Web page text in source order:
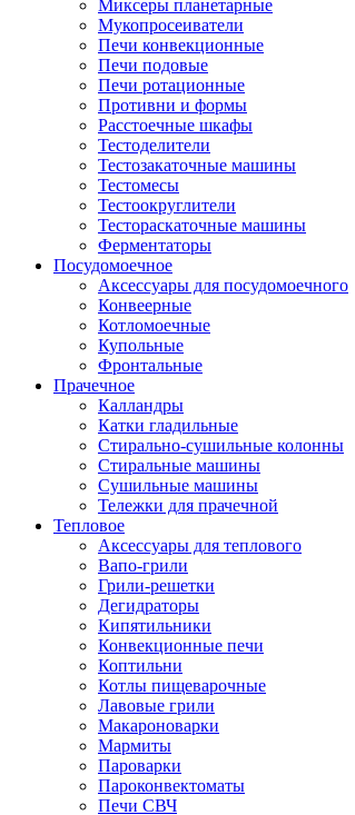
Миксеры планетарные
Мукопросеиватели
Печи конвекционные
Печи подовые
Печи ротационные
Противни и формы
Расстоечные шкафы
Тестоделители
Тестозакаточные машины
Тестомесы
Тестоокруглители
Тестораскаточные машины
Ферментаторы
Посудомоечное
Аксессуары для посудомоечного
Конвеерные
Котломоечные
Купольные
Фронтальные
Прачечное
Калландры
Катки гладильные
Стирально-сушильные колонны
Стиральные машины
Сушильные машины
Тележки для прачечной
Тепловое
Аксессуары для теплового
Вапо-грили
Грили-решетки
Дегидраторы
Кипятильники
Конвекционные печи
Коптильни
Котлы пищеварочные
Лавовые грили
Макароноварки
Мармиты
Пароварки
Пароконвектоматы
Печи СВЧ